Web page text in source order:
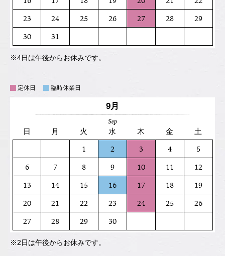
23
24 25 26 27 28
29
30
31
※4日は午後からお休みです。
定休日 臨時休業日
9月
Sep
日 月 火 水 木 金 土
1 2 3 4
5
6
7 8 9 10 11
12
13
14 15 16 17 18
19
20
21 22 23 24 25
26
27
28 29 30
※2日は午後からお休みです。